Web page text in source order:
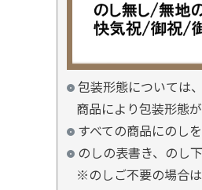
包装形態については
商品により包装形態が
すべての商品にのし
のしの表書き、のし
※のしご不要の場合